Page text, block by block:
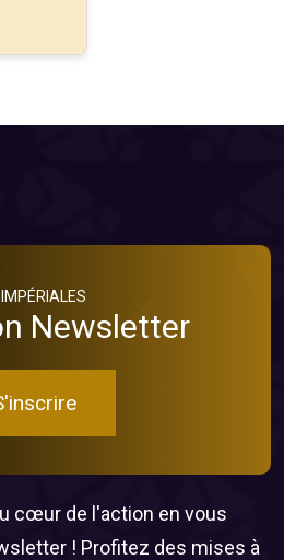
IMPÉRIALES
Newsletter
cœur de l'action en vous
! Profitez des mises à